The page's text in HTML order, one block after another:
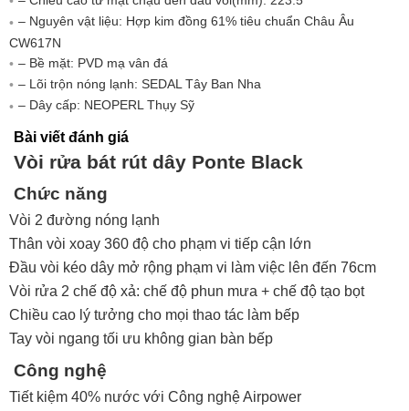
– Nguyên vật liệu: Hợp kim đồng 61% tiêu chuẩn Châu Âu
CW617N
– Bề mặt: PVD mạ vân đá
– Lõi trộn nóng lạnh: SEDAL Tây Ban Nha
– Dây cấp: NEOPERL Thụy Sỹ
Bài viết đánh giá
Vòi rửa bát rút dây Ponte Black
Chức năng
Vòi 2 đường nóng lạnh
Thân vòi xoay 360 độ cho phạm vi tiếp cận lớn
Đầu vòi kéo dây mở rộng phạm vi làm việc lên đến 76cm
Vòi rửa 2 chế độ xả: chế độ phun mưa + chế độ tạo bọt
Chiều cao lý tưởng cho mọi thao tác làm bếp
Tay vòi ngang tối ưu không gian bàn bếp
Công nghệ
Tiết kiệm 40% nước với Công nghệ Airpower